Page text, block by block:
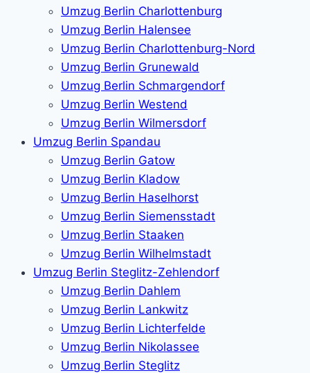
Umzug Berlin Charlottenburg
Umzug Berlin Halensee
Umzug Berlin Charlottenburg-Nord
Umzug Berlin Grunewald
Umzug Berlin Schmargendorf
Umzug Berlin Westend
Umzug Berlin Wilmersdorf
Umzug Berlin Spandau
Umzug Berlin Gatow
Umzug Berlin Kladow
Umzug Berlin Haselhorst
Umzug Berlin Siemensstadt
Umzug Berlin Staaken
Umzug Berlin Wilhelmstadt
Umzug Berlin Steglitz-Zehlendorf
Umzug Berlin Dahlem
Umzug Berlin Lankwitz
Umzug Berlin Lichterfelde
Umzug Berlin Nikolassee
Umzug Berlin Steglitz